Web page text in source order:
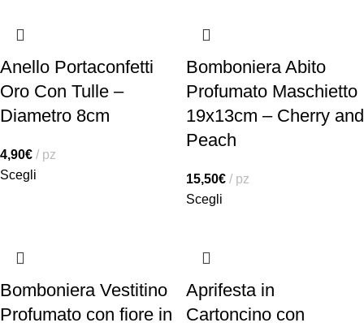
Anello Portaconfetti
Oro Con Tulle –
Diametro 8cm
4,90€
pz
Scegli
Bomboniera Abito
Profumato Maschietto
19x13cm – Cherry and
Peach
15,50€
pz
Scegli
Bomboniera Vestitino
Profumato con fiore in
Aprifesta in
Cartoncino con